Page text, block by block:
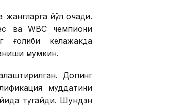
жангларга йўл очади.
ва WВC чемпиони
келажакда
мумкин.
Допинг
муддатини
тугайди. Шундан